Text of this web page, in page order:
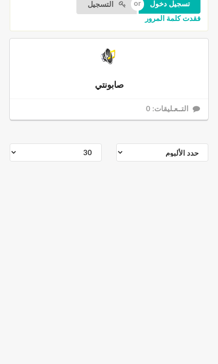
التسجيل
فقدت كلمة المرور
صابونتي
التــعـليقات: 0